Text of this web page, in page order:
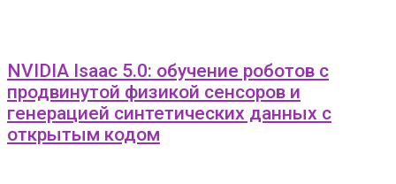
NVIDIA Isaac 5.0: обучение роботов с
продвинутой физикой сенсоров и
генерацией синтетических данных с
открытым кодом